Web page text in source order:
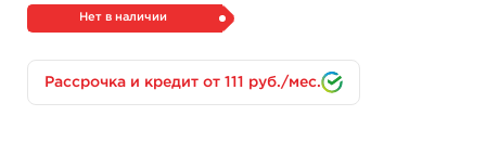
регенерации, благодаря мелким частицам.
вода без солей. Для стерилизации используется
изопропанол. Глицерин помогает увлажнить и
смягчить кожу.
Нет в наличии
Рассрочка и кредит от 111 руб./мес.